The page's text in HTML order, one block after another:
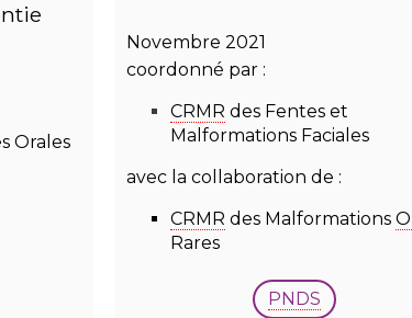
Orales
Novembre 2021
coordonné par :
CRMR des Fentes et
Malformations Faciales
avec la collaboration de :
CRMR des Malformations
Rares
PNDS